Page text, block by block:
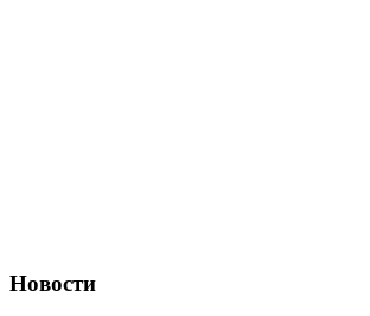
Новости